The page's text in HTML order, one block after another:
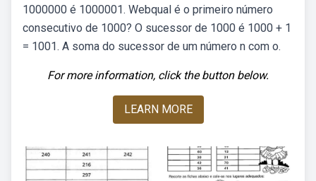
1000000 é 1000001. Webqual é o primeiro número
consecutivo de 1000? O sucessor de 1000 é 1000 + 1
= 1001. A soma do sucessor de um número n com o.
For more information, click the button below.
LEARN MORE